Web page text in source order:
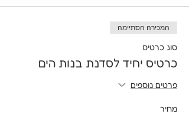
המכירה הסתיימה
סוג כרטיס
כרטיס יחיד לסדנת בנות הים
פרטים נוספים
מחיר